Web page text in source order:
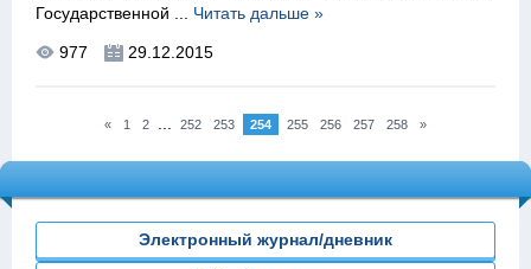
Государственной ... Читать дальше »
977 29.12.2015
« 1 2 ... 252 253 254 255 256 257 258 »
Электронный журнал/дневник